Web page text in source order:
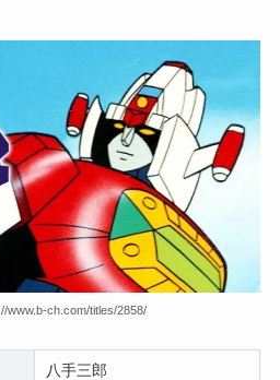
www.b-ch.com/titles/2858/
八手三郎